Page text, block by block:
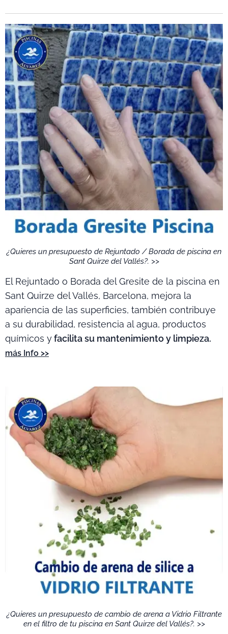
¿Quieres un presupuesto de Rejuntado / Borada de piscina en
Sant Quirze del Vallés?. >>
El Rejuntado o Borada del Gresite de la piscina en
Sant Quirze del Vallés, Barcelona, mejora la
apariencia de las superficies, también contribuye
a su durabilidad, resistencia al agua, productos
químicos yfacilita su mantenimiento y limpieza.
más Info >>
¿Quieres un presupuesto de cambio de arena a Vidrio Filtrante
en el filtro de tu piscina en Sant Quirze del Vallés?. >>